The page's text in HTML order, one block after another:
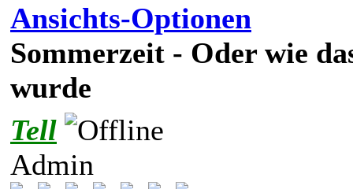
Ansichts-Optionen
Sommerzeit - Oder wie
wurde
Tell
Admin